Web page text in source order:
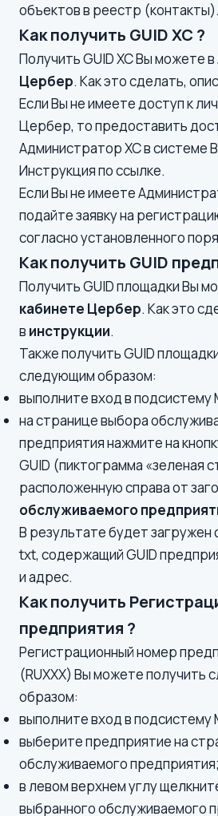
объектов в реестр (контакты).
Как получить GUID ХС ?
Получить GUID ХС Вы можете в
Цербер. Как это сделать,
Если Вы не имеете доступ к
Цербер, то предоставить
Администратор ХС в системе
Инструкцияпо ссылке.
Если Вы не имеете
подайте заявку на
согласноустановленного
Как получить GUID
Получить GUID площадки Вы
кабинете Цербер. Как это
в инструкции.
Также получить GUID
следующим образом:
выполните вход в подсистему
на странице выбора
предприятия нажмите на
GUID (пиктограмма «зеленая
расположенную справа от
обслуживаемого
В результате будет
txt, содержащий GUID
и адрес.
Как получить
предприятия ?
Регистрационный номер
(RUХХХ) Вы можете получить
образом:
выполните вход в
выберите предприятие на
обслуживаемого предприятия;
в левом верхнем углу
выбранного обслуживаемого